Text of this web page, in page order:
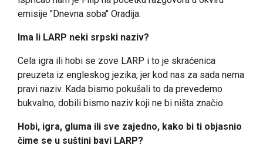
emisije "Dnevna soba" Oradija.
Ima li LARP neki srpski naziv?
Cela igra ili hobi se zove LARP i to je skraćenica
preuzeta iz engleskog jezika, jer kod nas za sada nema
pravi naziv. Kada bismo pokušali to da prevedemo
bukvalno, dobili bismo naziv koji ne bi ništa značio.
Hobi, igra, gluma ili sve zajedno, kako bi ti objasnio
čime se u suštini bavi LARP?